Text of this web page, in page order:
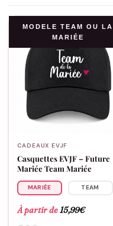
MODELE TEAM OU LA
MARIÉE
CADEAUX EVJF
Casquettes EVJF – Future
Mariée Team Mariée
MARIÉE TEAM
À partir de15,99€